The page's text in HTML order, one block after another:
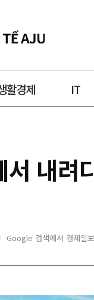
활경제 IT
내려
Google 검색에서 경제일